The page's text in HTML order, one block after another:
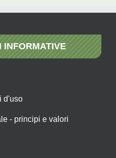
INFORMATIVE
d'uso
- principi e valori